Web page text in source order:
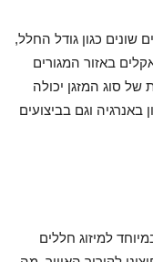
כגון גודל החלל,
באזור המגורים
סוג המזגן יכולה
וגם בביצועים
למיזוג חללים